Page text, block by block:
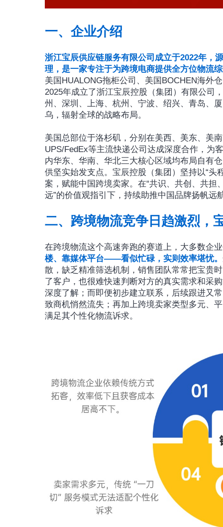
一、企业介绍
浙江宝辰供应链服务有限公司成立于2022年，
理，是一家专注于为跨境电商提供全方位物流
美国HUALONG拖柜公司、美国BOCHEN海外
2025年成立了浙江宝辰控股（集团）有限公司
州、深圳、上海、杭州、宁波、绍兴、青岛、
乌，辐射全球的战略布局。
美国总部位于洛杉矶，分别在美西、美东、美
UPS/FedEx等主流快递公司达成深度合作，为
内华东、华南、华北三大核心区域均布局自有
供坚实始发支点。宝辰控股（集团）坚持以“
案，赋能中国跨境卖家。在“共识、共创、共担
远”的价值观指引下，持续助推中国品牌扬帆远
二、跨境物流竞争日趋激烈，
在跨境物流这个高速奔跑的赛道上，大多数企
楼、靠媒体平台——看似忙碌，实则效率堪忧。
散，缺乏精准筛选机制，销售团队常常把宝贵
了客户，也很难快速判断对方的真实需求和采
深度了解；而即便初步建立联系，后续跟进又
致商机悄然流失；再加上跨境卖家类型多元、
满足其个性化物流诉求。